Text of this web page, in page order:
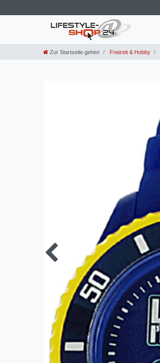
Zur Startseite gehen Freizeit & Hobby